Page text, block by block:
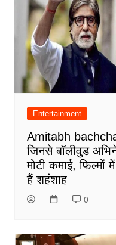
Entertainment
Amitabh
जिनसे बॉलीवुड
मोटी कमाई, फिल्मों
हैं शहंशाह
0